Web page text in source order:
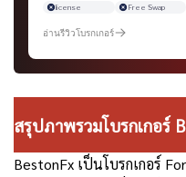
license Free Swap
อ่านรีวิวโบรกเกอร์
สรุปภาพรวมโบรกเกอร์
BestonFx เป็นโบรกเกอร์